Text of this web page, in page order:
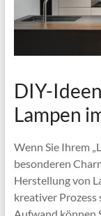
DIY-
Lampen
Wenn Sie Ihrem
besonderen
Herstellung von
kreativer
Aufwand können